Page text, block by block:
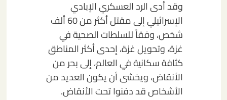
وقد أدى الرد العسكري الإبادي
الإسرائيلي إلى مقتل أكثر من 60 ألف
شخص، وفقاً للسلطات الصحية في
غزة، وتحويل غزة، إحدى أكثر المناطق
كثافة سكانية في العالم، إلى بحر من
الأنقاض، ويخشى أن يكون العديد من
الأشخاص قد دفنوا تحت الأنقاض.